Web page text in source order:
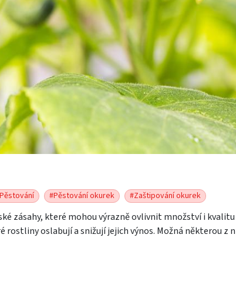
#Pěstování okurek #Zaštipování okurek
zásahy, které mohou výrazně ovlivnit množství i kvalitu
rostliny oslabují a snižují jejich výnos. Možná některou z